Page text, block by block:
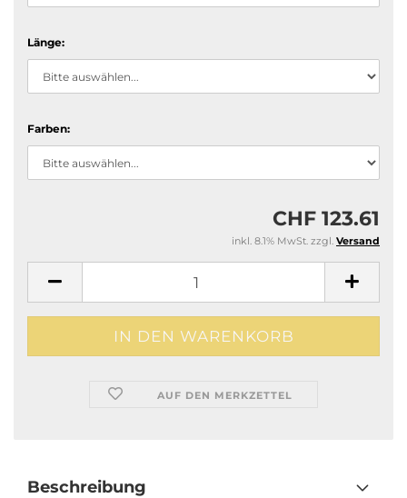
Länge:
Farben:
CHF 123.61
inkl. 8.1% MwSt. zzgl. Versand
AUF DEN MERKZETTEL
Beschreibung